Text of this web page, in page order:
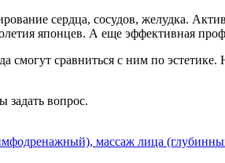
сердца, сосудов, желудка.
японцев. А еще эффективная
сравниться с ним по
задать вопрос.
массаж лица